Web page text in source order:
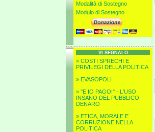
Modalità di Sostegno
Modulo di Sostegno
VI SEGNALO
» COSTI SPRECHI E
PRIVILEGI DELLA POLITICA
» EVASOPOLI
» ''E IO PAGO!'' - L'USO
INSANO DEL PUBBLICO
DENARO
» ETICA, MORALE E
CORRUZIONE NELLA
POLITICA